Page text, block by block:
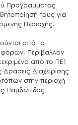
Προγράμματος
τους για
Περιοχής.
από το
Περιβάλλον
από το ΠΕ1
Διαχείρισης
στην περιοχή
Παμβώτιδας